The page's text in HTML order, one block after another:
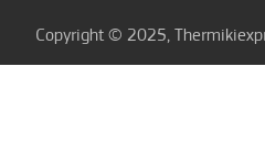
Copyright © 2025,